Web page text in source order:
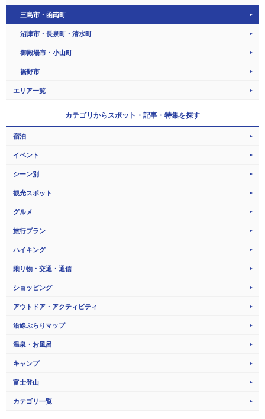
三島市・函南町
沼津市・長泉町・清水町
御殿場市・小山町
裾野市
エリア一覧
カテゴリからスポット・記事・特集を探す
宿泊
イベント
シーン別
観光スポット
グルメ
旅行プラン
ハイキング
乗り物・交通・通信
ショッピング
アウトドア・アクティビティ
沿線ぶらりマップ
温泉・お風呂
キャンプ
富士登山
カテゴリ一覧